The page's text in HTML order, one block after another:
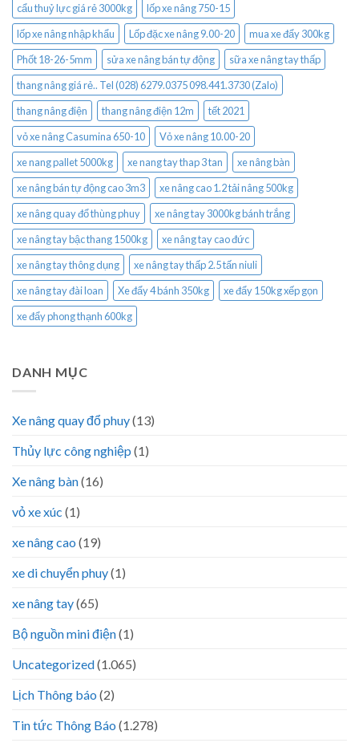
cẩu thuỷ lực giá rẻ 3000kg
lốp xe nâng 750-15
lốp xe nâng nhập khẩu
Lốp đặc xe nâng 9.00-20
mua xe đẩy 300kg
Phốt 18-26-5mm
sửa xe nâng bán tự động
sữa xe nâng tay thấp
thang nâng giá rẻ.. Tel (028) 6279.0375 098.441.3730 (Zalo)
thang nâng điện
thang nâng điện 12m
tết 2021
vỏ xe nâng Casumina 650-10
Vỏ xe nâng 10.00-20
xe nang pallet 5000kg
xe nang tay thap 3 tan
xe nâng bàn
xe nâng bán tự động cao 3m3
xe nâng cao 1.2 tải nâng 500kg
xe nâng quay đổ thùng phuy
xe nâng tay 3000kg bánh trắng
xe nâng tay bậc thang 1500kg
xe nâng tay cao đức
xe nâng tay thông dụng
xe nâng tay thấp 2.5 tấn niuli
xe nâng tay đài loan
Xe đẩy 4 bánh 350kg
xe đẩy 150kg xếp gọn
xe đẩy phong thạnh 600kg
DANH MỤC
Xe nâng quay đổ phuy(13)
Thủy lực công nghiệp (1)
Xe nâng bàn(16)
vỏ xe xúc (1)
xe nâng cao (19)
xe di chuyển phuy(1)
xe nâng tay(65)
Bộ nguồn mini điện(1)
Uncategorized(1.065)
Lịch Thông báo (2)
Tin tức Thông Báo (1.278)